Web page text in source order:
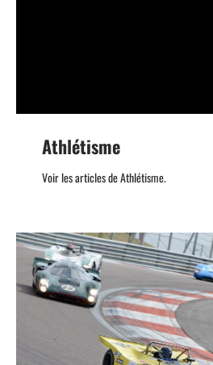
Athlétisme
Voir les articles de Athlétisme.